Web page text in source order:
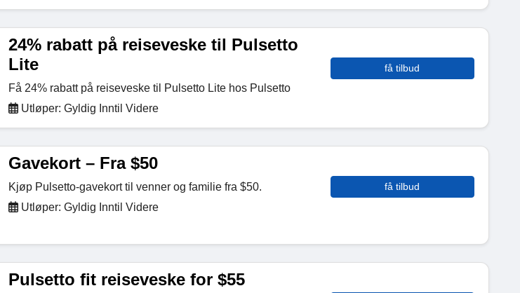
24% rabatt på reiseveske til Pulsetto
Lite
Få 24% rabatt på reiseveske til Pulsetto Lite hos Pulsetto
Utløper: Gyldig Inntil Videre
få tilbud
Gavekort – Fra $50
Kjøp Pulsetto-gavekort til venner og familie fra $50.
Utløper: Gyldig Inntil Videre
få tilbud
Pulsetto fit reiseveske for $55